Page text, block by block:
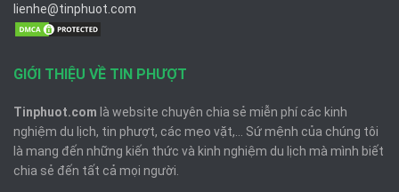
lienhe@tinphuot.com
GIỚI THIỆU VỀ TIN PHƯỢT
Tinphuot.com là website chuyên chia sẻ miễn phí các kinh
nghiệm du lịch, tin phượt, các mẹo vặt,... Sứ mệnh của chúng tôi
là mang đến những kiến thức và kinh nghiệm du lịch mà mình biết
chia sẻ đến tất cả mọi người.